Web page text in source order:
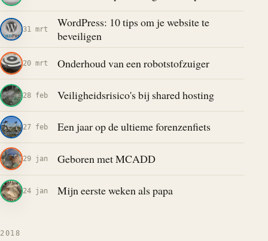
31 mrt
WordPress: 10 tips om je website te
beveiligen
20 mrt Onderhoud van een robotstofzuiger
28 feb Veiligheidsrisico's bij shared hosting
27 feb Een jaar op de ultieme forenzenfiets
29 jan Geboren met MCADD
24 jan Mijn eerste weken als papa
2018